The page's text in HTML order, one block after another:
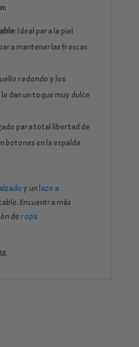
Ideal para la piel
mantenerlas frescas
redondo y los
dan un toque muy dulce
para total libertad de
botones en la espalda
y unlazo a
Encuentra más
deropa